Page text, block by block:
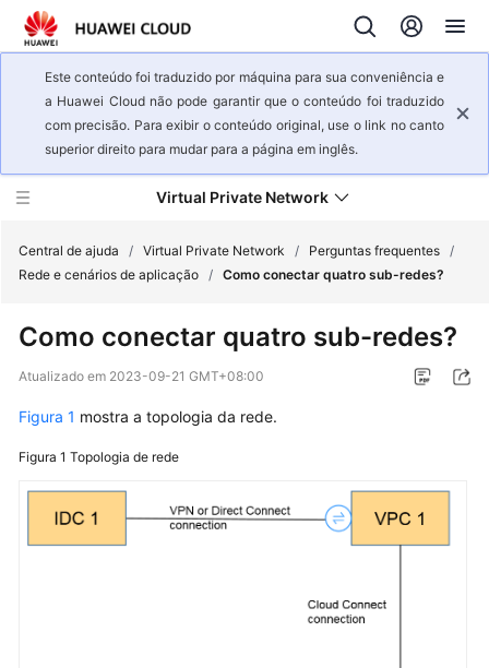
Este conteúdo foi traduzido por máquina para sua conveniência e
a Huawei Cloud não pode garantir que o conteúdo foi traduzido
com precisão. Para exibir o conteúdo original, use o link no canto
superior direito para mudar para a página em inglês.
Virtual Private Network
geral
de
passos
Guia
de
Central de ajuda / Virtual Private Network / Perguntas frequentes /
Rede e cenários de aplicação / Como conectar quatro sub-redes?
Como conectar quatro sub-redes?
Atualizado em 2023-09-21 GMT+08:00
Figura 1 mostra a topologia da rede.
Figura 1 Topologia de rede